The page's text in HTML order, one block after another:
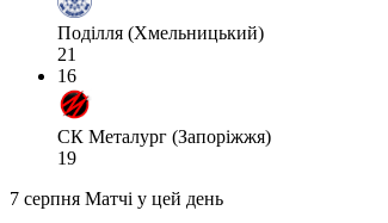
Поділля (Хмельницький)
21
16
СК Металург (Запоріжжя)
19
7 серпня Матчі у цей день